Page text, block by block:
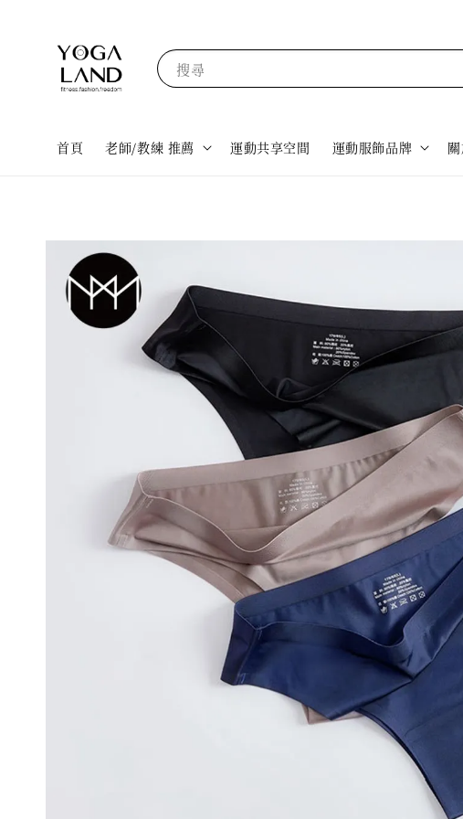
搜尋
首頁 老師/教練 推薦 運動共享空間 運動服飾品牌